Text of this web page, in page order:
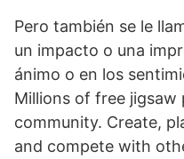
Pero también se le
un impacto o una
ánimo o en los
Millions of free jigsaw
community. Create,
and compete with